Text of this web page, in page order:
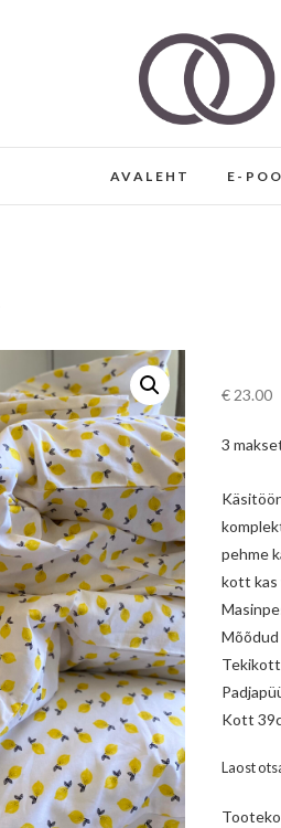
Eesti
AVALEHT E-
€23.00
3
pehme
kott kas
Mõõdud
Tekikott
Kott
Laost